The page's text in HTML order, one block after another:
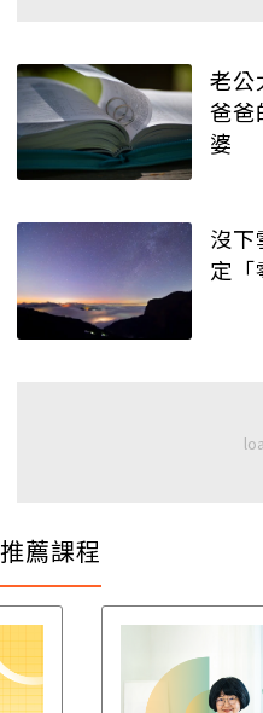
老公
爸爸
婆
沒下
定「
推薦課程